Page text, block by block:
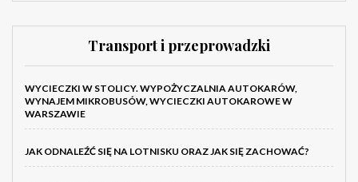
Transport i przeprowadzki
WYCIECZKI W STOLICY. WYPOŻYCZALNIA AUTOKARÓW,
WYNAJEM MIKROBUSÓW, WYCIECZKI AUTOKAROWE W
WARSZAWIE
JAK ODNALEŹĆ SIĘ NA LOTNISKU ORAZ JAK SIĘ ZACHOWAĆ?